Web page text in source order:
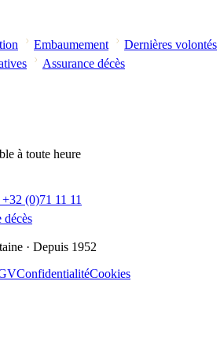
Embaumement
Dernières volontés
Assurance décès
à toute heure
(0)71 11 11
décès
· Depuis 1952
ConfidentialitéCookies